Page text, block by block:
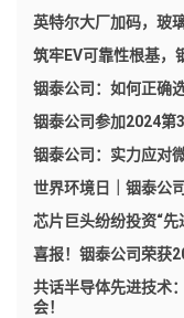
英特尔大厂加码，玻
筑牢EV可靠性根基，
铟泰公司：如何正确
铟泰公司参加2024第
铟泰公司：实力应对
世界环境日｜铟泰公
芯片巨头纷纷投资“
喜报！铟泰公司荣获
共话半导体先进技术
会！